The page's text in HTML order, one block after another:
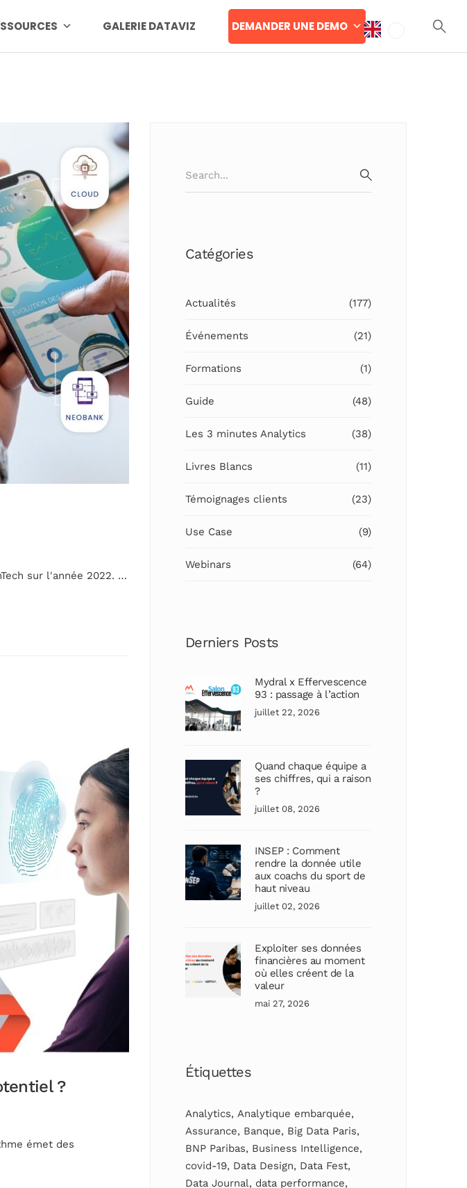
GALERIE DATAVIZ DEMANDER UNE DEMO
sur l'année 2022. …
?
émet des
for:
Catégories
Actualités (177)
Événements (21)
Formations (1)
Guide (48)
Les 3 minutes Analytics (38)
Livres Blancs (11)
Témoignages clients (23)
Use Case (9)
Webinars (64)
Derniers Posts
Mydral x Effervescence
93 : passage à l’action
juillet 22, 2026
Quand chaque équipe a
ses chiffres, qui a raison
?
juillet 08, 2026
INSEP : Comment
rendre la donnée utile
aux coachs du sport de
haut niveau
juillet 02, 2026
Exploiter ses données
financières au moment
où elles créent de la
valeur
mai 27, 2026
Étiquettes
Analytics, Analytique embarquée,
Assurance, Banque, Big Data Paris,
BNP Paribas, Business Intelligence,
covid-19, Data Design, Data Fest,
Data Journal, data performance,